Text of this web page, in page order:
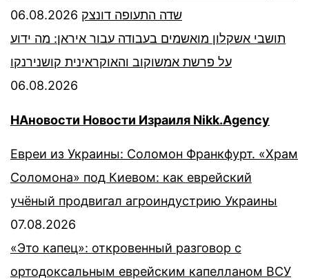
שדה התעופה דונצק 06.08.2026
תושבי אשקלון מואשמים בעבודה עבור איראן: מה ידוע
על פרשת אמשוקוב והאוקראינית קושנירנקו
06.08.2026
НАновости Новости Израиля Nikk.Agency
Евреи из Украины: Соломон Франкфурт. «Храм
Соломона» под Киевом: как еврейский
учёный продвигал агроиндустрию Украины
07.08.2026
«Это капец»: откровенный разговор с
ортодоксальным еврейским капелланом ВСУ